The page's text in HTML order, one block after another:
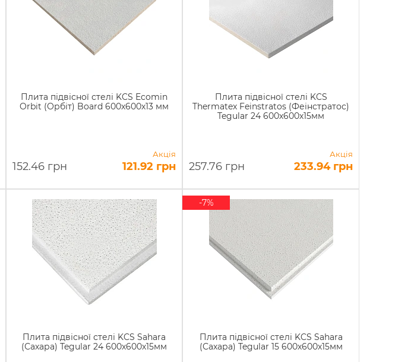
Плита підвісної стелі KCS Ecomin
Orbit (Орбіт) Board 600х600х13 мм
152.46 грн
Акція
121.92 грн
Плита підвісної стелі KCS
Thermatex Feinstratos (Феінстратос)
Tegular 24 600х600х15мм
257.76 грн
Акція
233.94 грн
Плита підвісної стелі KCS Sahara
(Сахара) Tegular 24 600х600х15мм
Плита підвісної стелі KCS Sahara
(Сахара) Tegular 15 600х600х15мм
-7%